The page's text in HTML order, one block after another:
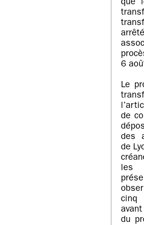
que
6
Le
de
des
de
les
cinq
du